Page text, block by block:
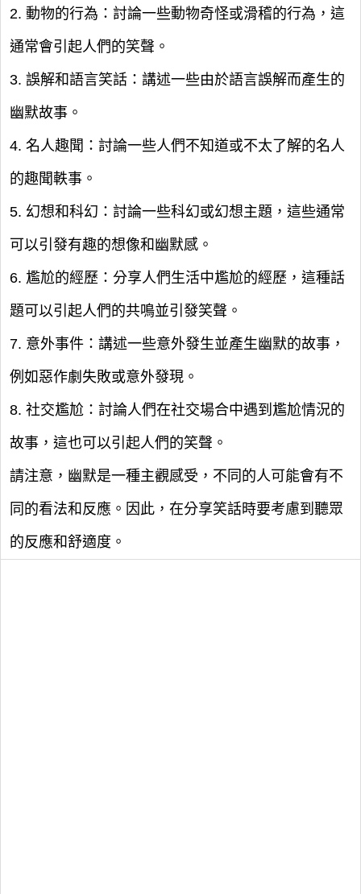
2. 動物的行為：討論一些動物奇怪或滑稽的行為，這
通常會引起人們的笑聲。
3. 誤解和語言笑話：講述一些由於語言誤解而產生的
幽默故事。
4. 名人趣聞：討論一些人們不知道或不太了解的名人
的趣聞軼事。
5. 幻想和科幻：討論一些科幻或幻想主題，這些通常
可以引發有趣的想像和幽默感。
6. 尷尬的經歷：分享人們生活中尷尬的經歷，這種話
題可以引起人們的共鳴並引發笑聲。
7. 意外事件：講述一些意外發生並產生幽默的故事，
例如惡作劇失敗或意外發現。
8. 社交尷尬：討論人們在社交場合中遇到尷尬情況的
故事，這也可以引起人們的笑聲。
請注意，幽默是一種主觀感受，不同的人可能會有不
同的看法和反應。因此，在分享笑話時要考慮到聽眾
的反應和舒適度。